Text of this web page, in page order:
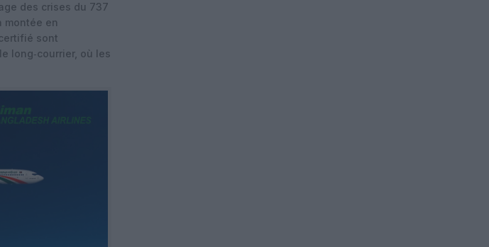
des crises du 737
montée en
sont
long‑courrier, où les